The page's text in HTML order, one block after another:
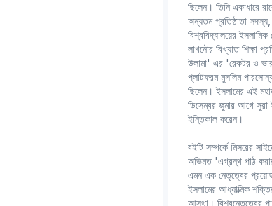
ছিলেন। তিনি একাধারে
অন্যতম প্রতিষ্ঠাতা সদস্য,
বিশ্ববিদ্যালয়ের ইসলামিক
লাখনৌর বিখ্যাত শিক্ষা
উলামা' এর 'রেকটর ও
প্লাটফরম মুসলিম
ছিলেন। ইসলামের এই
ডিসেম্বর জুমার আগে সুরা
ইন্তিকাল করেন।
বইটি সম্পর্কে মিসরের
অভিমত 'এগ্রন্থ পাঠ
এমন এক নেতৃত্বের
ইসলামের আধ্যাত্মিক
আস্থা। বিশ্বনেতৃত্বের